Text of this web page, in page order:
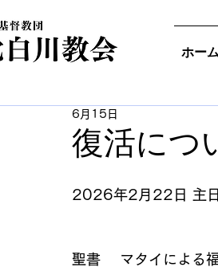
復活につ
6月15日
2026年2月22日 主
聖書 　マタイによ
ホーム